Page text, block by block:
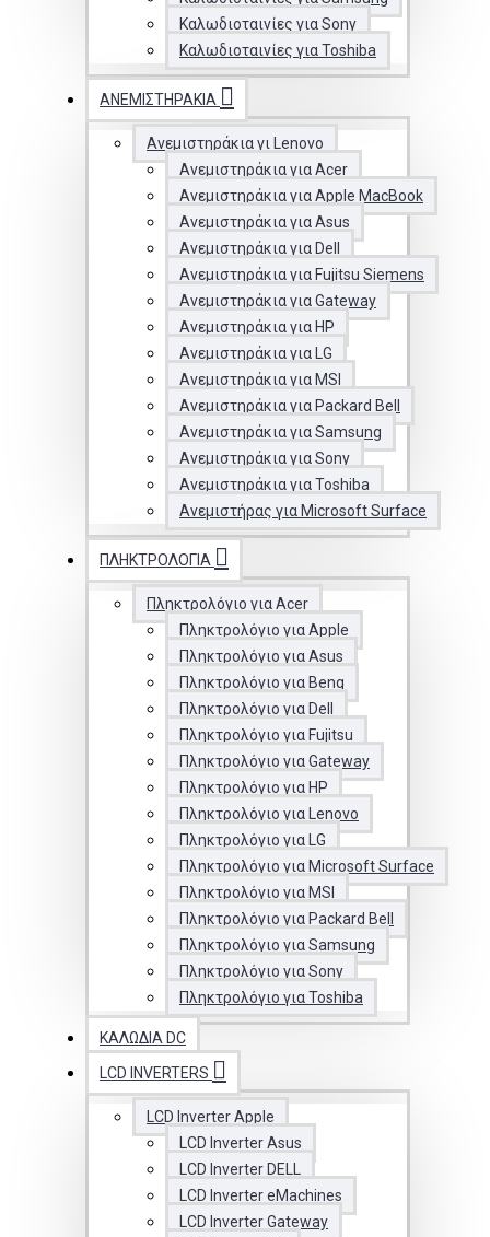
Καλωδιοταινίες για Sony
Καλωδιοταινίες για Toshiba
ΑΝΕΜΙΣΤΗΡΆΚΙΑ
Ανεμιστηράκια γι Lenovo
Ανεμιστηράκια για Acer
Ανεμιστηράκια για Apple MacBook
Ανεμιστηράκια για Asus
Ανεμιστηράκια για Dell
Ανεμιστηράκια για Fujitsu Siemens
Ανεμιστηράκια για Gateway
Ανεμιστηράκια για HP
Ανεμιστηράκια για LG
Ανεμιστηράκια για MSI
Ανεμιστηράκια για Packard Bell
Ανεμιστηράκια για Samsung
Ανεμιστηράκια για Sony
Ανεμιστηράκια για Toshiba
Ανεμιστήρας για Microsoft Surface
ΠΛΗΚΤΡΟΛΌΓΙΑ
Πληκτρολόγιο για Acer
Πληκτρολόγιο για Apple
Πληκτρολόγιο για Asus
Πληκτρολόγιο για Benq
Πληκτρολόγιο για Dell
Πληκτρολόγιο για Fujitsu
Πληκτρολόγιο για Gateway
Πληκτρολόγιο για HP
Πληκτρολόγιο για Lenovo
Πληκτρολόγιο για LG
Πληκτρολόγιο για Microsoft Surface
Πληκτρολόγιο για MSI
Πληκτρολόγιο για Packard Bell
Πληκτρολόγιο για Samsung
Πληκτρολόγιο για Sony
Πληκτρολόγιο για Toshiba
ΚΑΛΏΔΙΑ DC
LCD INVERTERS
LCD Inverter Apple
LCD Inverter Asus
LCD Inverter DELL
LCD Inverter eMachines
LCD Inverter Gateway